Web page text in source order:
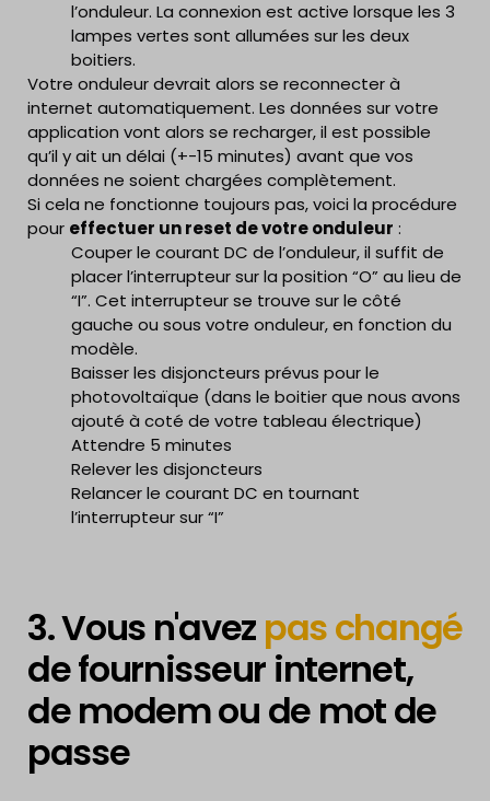
Après avoir repéré le Wifi auquel vous voulez
vous connecter, cliquer sur “
de la page, puis sous “ Sécurité”, écrire le nom
et le mot de passe de votre Wifi. Enfin, cliquer
en haut sur “Enregistrer tout“.
Une fois les opérations effectuées et une fois
que votre onduleur est connecté, la diode
bleue s’allume attestant que l’onduleur
communique sur le réseau.
Ci-joint la procédure avec les différents écrans que
Voici également un lien direct vers la foire aux
questions de SMA.
Dans de nombreux cas, lorsque des problèmes
surviennent avec des appareils électroniques, il peut
être bénéfique de simplement les éteindre et de les
rallumer. Cette action peut sembler simple, mais elle
peut souvent résoudre des problèmes mineurs liés
surviennent avec des appareils électroniques, il peut
être bénéfique de simplement les éteindre et de les
rallumer. Cette action peut sembler simple, mais elle
peut souvent résoudre des problèmes mineurs liés
aux performances de l’appareil.
Voici la procédure poureffectuer le RESET de
l’onduleur
Couper le courant DC de l’onduleur, il suffit de
placer l’interrupteur sur la position “O” au lieu de
“I”. Cet interrupteur se trouve sur le côté
gauche ou sous votre onduleur, en fonction du
modèle.
Baisser les disjoncteurs prévus pour le
photovoltaïque (dans le boitier que nous avons
ajouté à coté de votre tableau électrique)
Attendre 5 minutes
Relever les disjoncteurs
Relancer le courant DC en tournant
l’interrupteur sur “I”
Si cela ne fonctionne toujours pas, nous
pouvonsvous envoyer un technicien pour un forfait
de 150€.
l’onduleur. La connexion est active lorsque les 3
lampes vertes sont allumées sur les deux
boitiers.
Votre onduleur devrait alors se reconnecter à
internet automatiquement. Les données sur votre
application vont alors se recharger, il est possible
qu’il y ait un délai (+-15 minutes) avant que vos
données ne soient chargées complètement.
Si cela ne fonctionne toujours pas, voici la procédure
pour effectuer un reset de votre onduleur :
Couper le courant DC de l’onduleur, il suffit de
placer l’interrupteur sur la position “O” au lieu de
“I”. Cet interrupteur se trouve sur le côté
gauche ou sous votre onduleur, en fonction du
modèle.
Baisser les disjoncteurs prévus pour le
photovoltaïque (dans le boitier que nous avons
ajouté à coté de votre tableau électrique)
Attendre 5 minutes
Relever les disjoncteurs
Relancer le courant DC en tournant
l’interrupteur sur “I”
3. Vous n'avez pas changé
de fournisseur internet,
de modem ou de mot de
passe